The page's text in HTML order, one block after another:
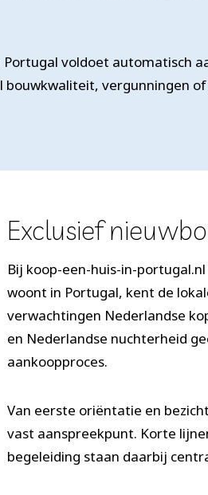
voldoet automatisch
vergunningen
Exclusief
Bij koop-een-huis-in-
woont in Portugal, kent de
verwachtingen Nederlandse
en Nederlandse nuchterheid
aankoopproces.
Van eerste oriëntatie en
vast aanspreekpunt. Korte
begeleiding staan daarbij